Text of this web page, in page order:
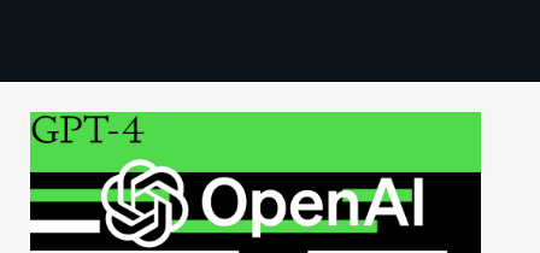
TECHBBS
TIETOA
HINTA.FI
KAUPPA